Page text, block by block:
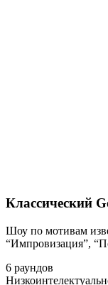
Классический
Шоу по мотивам
“Импровизация”,
6 раундов